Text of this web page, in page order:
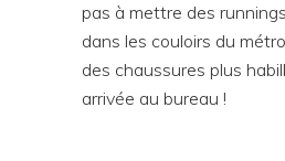
pas à mettre des
dans les couloirs du
des chaussures plus
arrivée au bureau !